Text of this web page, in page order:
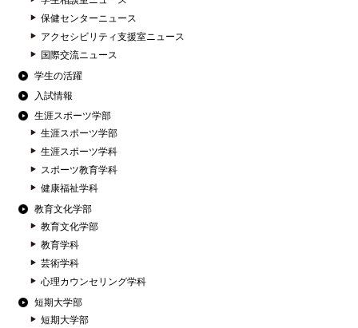
保健センターニュース
アクセシビリティ支援室ニュース
国際交流ニュース
学生の活躍
入試情報
生涯スポーツ学部
生涯スポーツ学部
生涯スポーツ学科
スポーツ教育学科
健康福祉学科
教育文化学部
教育文化学部
教育学科
芸術学科
心理カウンセリング学科
短期大学部
短期大学部